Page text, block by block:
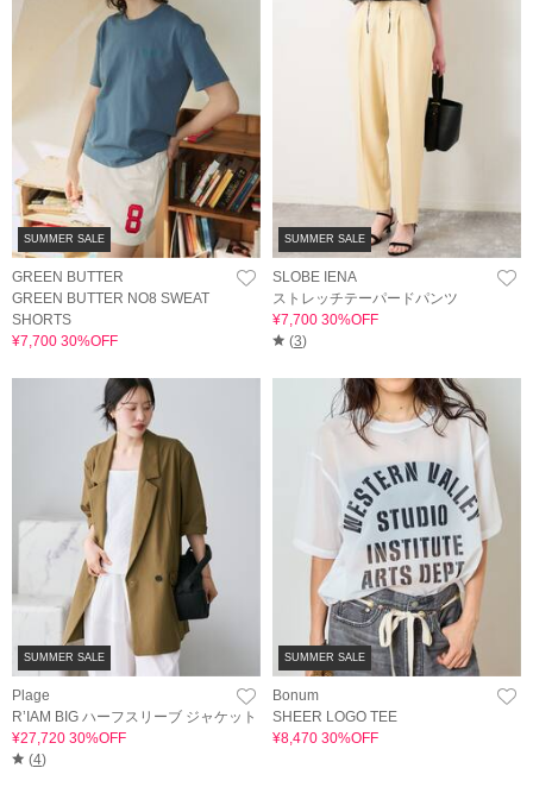
SUMMER SALE
GREEN BUTTER
GREEN BUTTER NO8 SWEAT
SHORTS
¥7,700 30%OFF
SUMMER SALE
SLOBE IENA
ストレッチテーパードパンツ
¥7,700 30%OFF
(3)
SUMMER SALE
Plage
R’IAM BIG ハーフスリーブ ジャケット
¥27,720 30%OFF
(4)
SUMMER SALE
Bonum
SHEER LOGO TEE
¥8,470 30%OFF